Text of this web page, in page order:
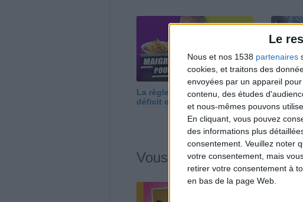
Le
Nous et nos 1538 partenaires
cookies, et traitons des
envoyées par un appareil
contenu, des études
et nous-mêmes pouvons
En cliquant, vous pouvez
des informations plus
consentement. Veuillez noter
votre consentement, mais
retirer votre consentement à
en bas de la page Web.
La règle N°1 pour maigrir : le
déficit calorique
Perdre
est
Vous m'avez demandé